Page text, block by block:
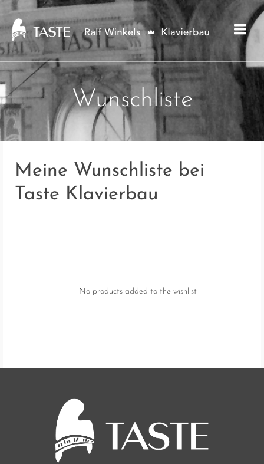
Wunschliste
Meine Wunschliste bei
Taste Klavierbau
No products added to the wishlist